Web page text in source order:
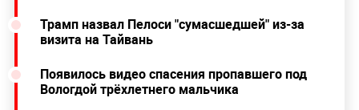
Трамп назвал Пелоси "сумасшедшей" из-за
визита на Тайвань
Появилось видео спасения пропавшего под
Вологдой трёхлетнего мальчика